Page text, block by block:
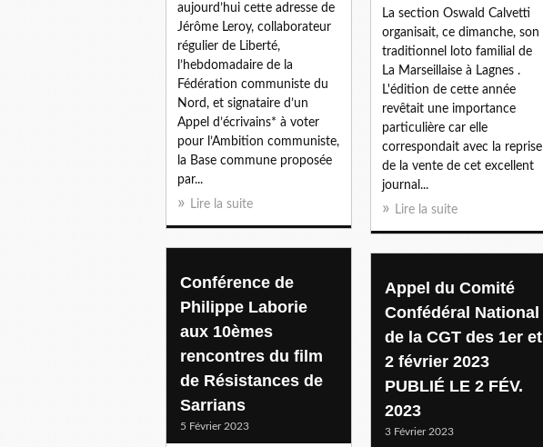
aujourd’hui cette adresse de
Jérôme Leroy, collaborateur
régulier de Liberté,
l’hebdomadaire de la
Fédération communiste du
Nord, et signataire d’un
Appel d’écrivains* à voter
pour l’Ambition communiste,
la Base commune proposée
par...
Lire la suite
La section Oswald Calvetti
organisait, ce dimanche, son
traditionnel loto familial de
La Marseillaise à Lagnes .
L'édition de cette année
revêtait une importance
particulière car elle
correspondait avec la reprise
de la vente de cet excellent
journal...
Lire la suite
Conférence de
Philippe Laborie
aux 10èmes
rencontres du film
de Résistances de
Sarrians
5 Février 2023
Appel du Comité
Confédéral National
de la CGT des 1er et
2 février 2023
PUBLIÉ LE 2 FÉV.
2023
3 Février 2023